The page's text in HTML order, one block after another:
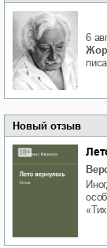
6
Новый отзыв